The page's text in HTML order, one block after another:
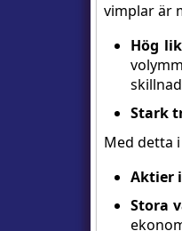
vimplar är
Hög
Stark
Med detta
Aktier
Stora